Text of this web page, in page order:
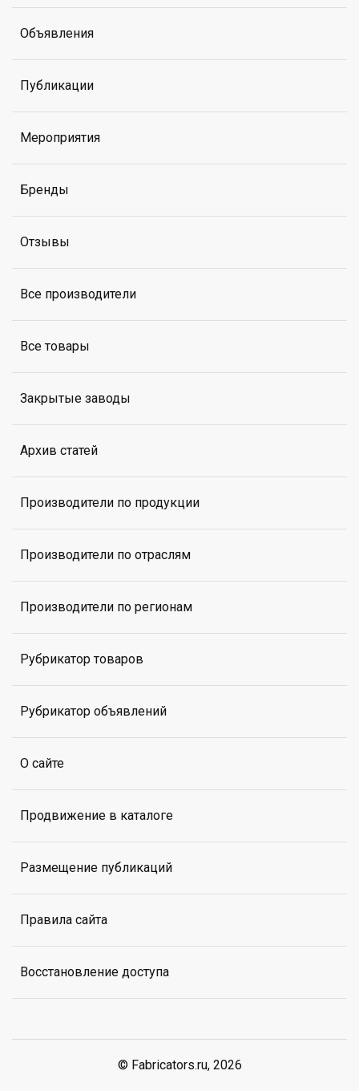
Объявления
Публикации
Мероприятия
Бренды
Отзывы
Все производители
Все товары
Закрытые заводы
Архив статей
Производители по продукции
Производители по отраслям
Производители по регионам
Рубрикатор товаров
Рубрикатор объявлений
О сайте
Продвижение в каталоге
Размещение публикаций
Правила сайта
Восстановление доступа
© Fabricators.ru, 2026